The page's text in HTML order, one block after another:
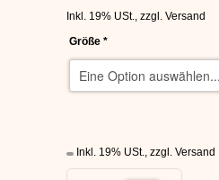
DC SCHUHE
SUPRA SCHUHE
Inkl. 19% USt., zzgl. Versand
Größe *
Inkl. 19% USt., zzgl. Versand